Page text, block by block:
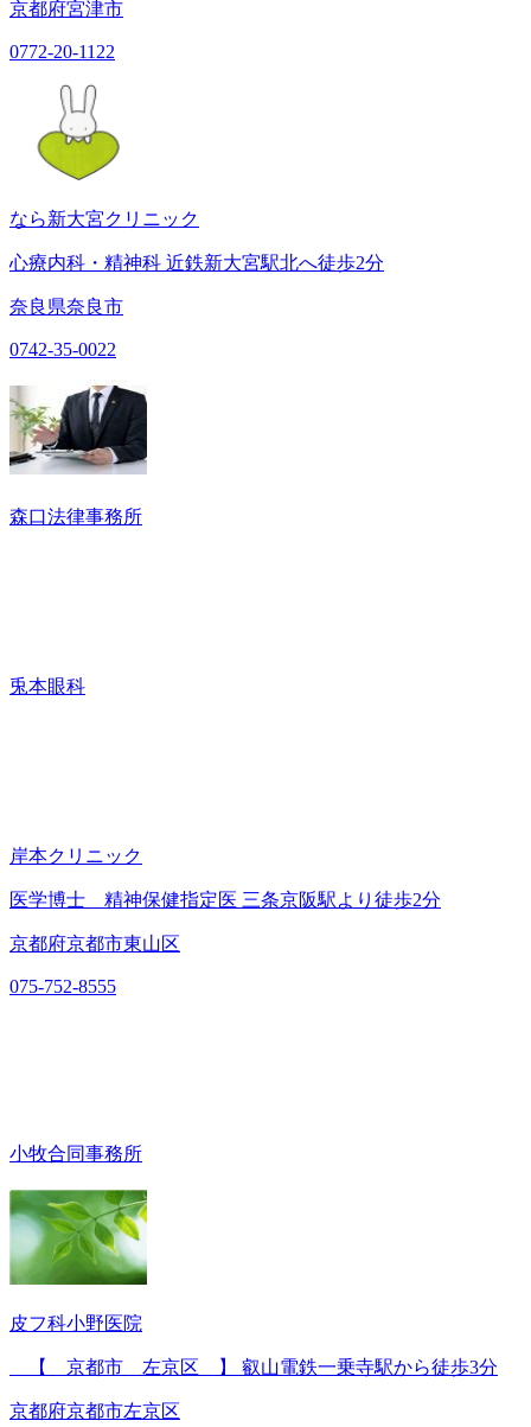
京都府宮津市
0772-20-1122
なら新大宮クリニック
心療内科・精神科 近鉄新大宮駅北へ徒歩2分
奈良県奈良市
0742-35-0022
森口法律事務所
兎本眼科
岸本クリニック
医学博士 精神保健指定医 三条京阪駅より徒歩2分
京都府京都市東山区
075-752-8555
小牧合同事務所
皮フ科小野医院
【 京都市 左京区 】 叡山電鉄一乗寺駅から徒歩3分
京都府京都市左京区